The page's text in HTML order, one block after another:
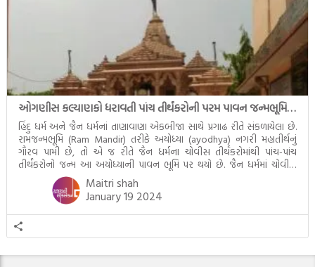
ઓગણીસ કલ્યાણકો ધરાવતી પાંચ તીર્થંકરોની પરમ પાવન જન્મભૂમિ – અયોધ્યા (Ayodhya)
હિંદુ ધર્મ અને જૈન ધર્મનાં તાણાવાણા એકબીજા સાથે પ્રગાઢ રીતે સંકળાયેલા છે.
રામજન્મભૂમિ (Ram Mandir) તરીકે અયોધ્યા (ayodhya) નગરી મહાતીર્થનું
ગૌરવ પામી છે, તો એ જ રીતે જૈન ધર્મના ચોવીસ તીર્થંકરોમાંથી પાંચ-પાંચ
તીર્થંકરોનો જન્મ આ અયોધ્યાની પાવન ભૂમિ પર થયો છે. જૈન ધર્મમાં ચોવીસ
તીર્થંકરોમાંથી પાંચ-પાંચ તીર્થંકરોનાં કલ્યાણકો અહીં આવ્યાં છે. દરેક તીર્થંકરના
જીવનની ચ્યવન(માતાના […]
Maitri shah
January 19 2024